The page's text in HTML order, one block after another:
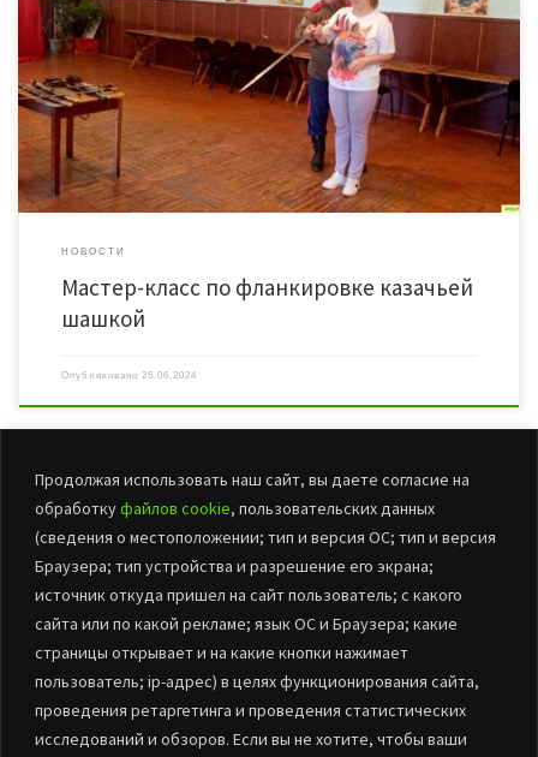
Продолжая использовать наш сайт, вы даете согласие на
обработкуфайлов cookie, пользовательских данных
(сведения о местоположении; тип и версия ОС; тип и версия
Браузера; тип устройства и разрешение его экрана;
источник откуда пришел на сайт пользователь; с какого
сайта или по какой рекламе; язык ОС и Браузера; какие
страницы открывает и на какие кнопки нажимает
пользователь; ip-адрес) в целях функционирования сайта,
проведения ретаргетинга и проведения статистических
исследований и обзоров. Если вы не хотите, чтобы ваши
24 июня в Орловском ЦСДК для ребят и педагогов Орловской СОШ прошёл
мастер-класс по фланкировке казачьей шашкой. Провёл его руководитель клуба
спортивной фланкировки «СОКОЛ» — Герр Олег Кондратьевич. Цель подобных
занятий патриотическое воспитание подрастающего поколения на лучших
примерах казачьей культуры и традиций. Шашки для фланкировки не
наточены, поэтому безопасны для […]
НОВОСТИ
Мастер-класс по фланкировке казачьей
шашкой
Опубликовано 25.06.2024
БУК «ЦНТиД Марьяновского района»
– Все права